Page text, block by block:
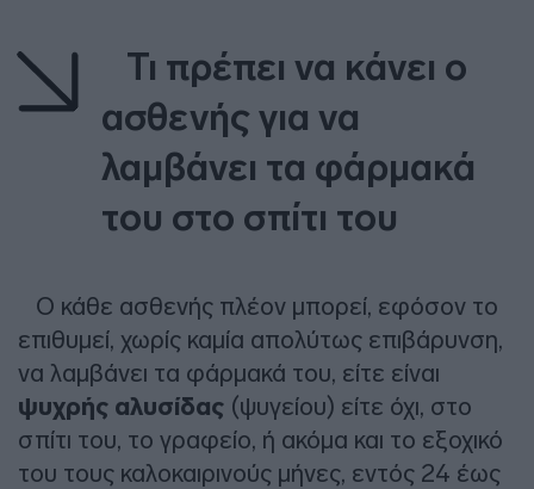
Τι πρέπει να κάνει ο
ασθενής για να
λαμβάνει τα φάρμακά
του στο σπίτι του
O κάθε ασθενής πλέον μπορεί, εφόσον το
επιθυμεί, χωρίς καμία απολύτως επιβάρυνση,
να λαμβάνει τα φάρμακά του, είτε είναι
ψυχρής αλυσίδας (ψυγείου) είτε όχι, στο
σπίτι του, το γραφείο, ή ακόμα και το εξοχικό
του τους καλοκαιρινούς μήνες, εντός 24 έως